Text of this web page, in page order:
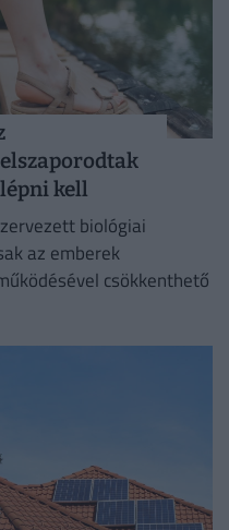
kell
biológiai
az emberek
csökkenthető